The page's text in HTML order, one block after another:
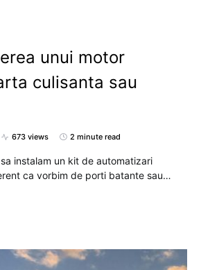
unui motor
culisanta sau
673 views 2 minute read
instalam un kit de automatizari
ca vorbim de porti batante sau…